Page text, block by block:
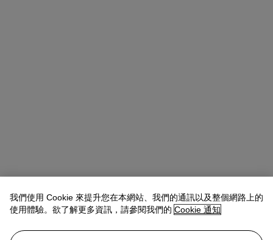
我們使用 Cookie 來提升您在本網站、我們的通訊以及整個網路上的
使用體驗。欲了解更多資訊，請參閱我們的 Cookie 通知